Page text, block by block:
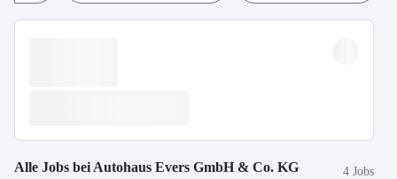
Alle Jobs bei Autohaus Evers GmbH & Co. KG 4 Jobs